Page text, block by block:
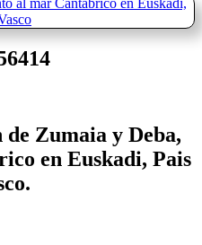
Zumaia y Deba,
en Euskadi, Pais